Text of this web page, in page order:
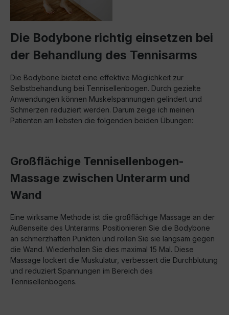
Die Bodybone richtig einsetzen bei
der Behandlung des Tennisarms
Die Bodybone bietet eine effektive Möglichkeit zur
Selbstbehandlung bei Tennisellenbogen. Durch gezielte
Anwendungen können Muskelspannungen gelindert und
Schmerzen reduziert werden. Darum zeige ich meinen
Patienten am liebsten die folgenden beiden Übungen:
Großflächige Tennisellenbogen-
Massage zwischen Unterarm und
Wand
Eine wirksame Methode ist die großflächige Massage an der
Außenseite des Unterarms. Positionieren Sie die Bodybone
an schmerzhaften Punkten und rollen Sie sie langsam gegen
die Wand. Wiederholen Sie dies maximal 15 Mal. Diese
Massage lockert die Muskulatur, verbessert die Durchblutung
und reduziert Spannungen im Bereich des
Tennisellenbogens.